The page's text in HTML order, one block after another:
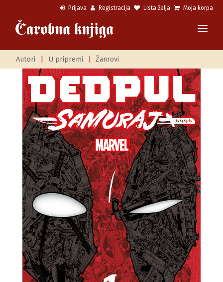
Prijava Registracija Lista želja Moja korpa
Autori U pripremi Žanrovi